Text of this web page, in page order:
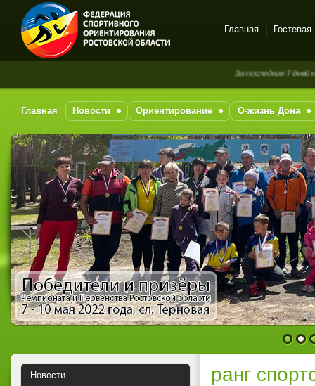
Спортивное
на-Дону
Главная Гостевая
За последние 7 дней новых
Главная Новости Ориентирование О-жизнь Дона
1 2
ранг
Новости